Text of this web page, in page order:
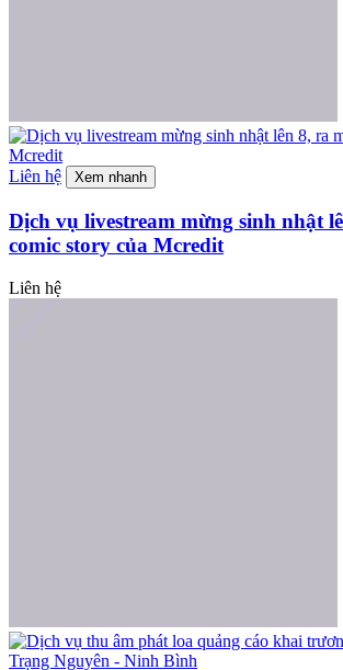
Liên hệ Xem nhanh
Dịch vụ livestream mừng sinh nhật
comic story của Mcredit
Liên hệ